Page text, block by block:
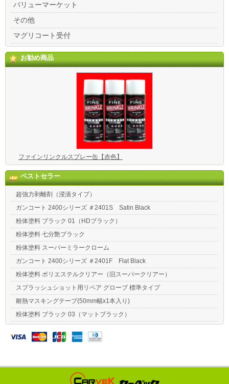
バリューマーケット
その他
マグリコート受付
お勧め商品
ファインリンクルスプレー缶【赤色】
ベストセラー
超強力剥離剤（浸漬タイプ）
ガンコート 2400シリーズ ＃2401S Satin Black
粉体塗料 ブラック 01（HDブラック）
粉体塗料 七分艶ブラック
粉体塗料 スーパーミラークローム
ガンコート 2400シリーズ ＃2401F Flat Black
粉体塗料 ポリエステルクリアー（旧スーパークリアー）
スプラッシュショット用リペア グローブ 標準タイプ
耐熱マスキングテープ(50mm幅x1本入り)
粉体塗料 ブラック 03（マットブラック）